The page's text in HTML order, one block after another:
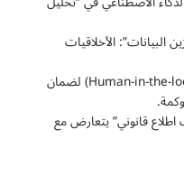
البيانات”: الأخلاقيات
بناء أنظمة “التحقق المزدوج” (Human-in-the-loop) لضمان
قانوني” يتعارض مع